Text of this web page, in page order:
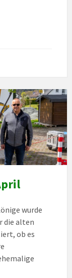
wurde
die alten
ob es